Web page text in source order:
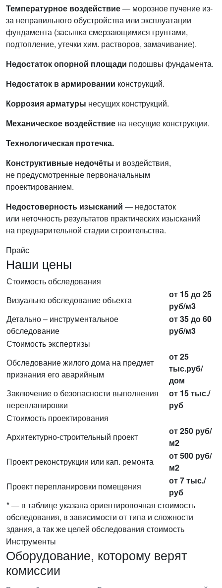
Температурное воздействие— морозное пучение из-
за неправильного обустройства или эксплуатации
фундамента (засыпка смерзающимися грунтами,
подтопление, утечки хим. растворов, замачивание).
Недостаток опорной площади подошвы фундамента.
Недостаток в армировании конструкций.
Коррозия арматуры несущих конструкций.
Механическое воздействие на несущие конструкции.
Технологическая протечка.
Конструктивные недочёты и воздействия,
не предусмотренные первоначальным
проектированием.
Недостоверность изысканий — недостаток
или неточность результатов практических изысканий
на предварительной стадии строительства.
Прайс
Наши цены
Стоимость обследования
Визуально обследование объекта
от 15 до 25
руб/м3
Детально – инструментальное
обследование
от 35 до 60
руб/м3
Стоимость экспертизы
Обследование жилого дома на предмет
признания его аварийным
от 25
тыс.руб/
дом
Заключение о безопасности выполнения
перепланировки
от 15 тыс./
руб
Стоимость проектирования
Архитектурно-строительный проект
от 250 руб/
м2
Проект реконструкции или кап. ремонта
от 500 руб/
м2
Проект перепланировки помещения
от 7 тыс./
руб
* — в таблице указана ориентировочная стоимость
обследования, в зависимости от типа и сложности
здания, а так же целей обследования стоимость
Инструменты
Оборудование, которому верят
комиссии